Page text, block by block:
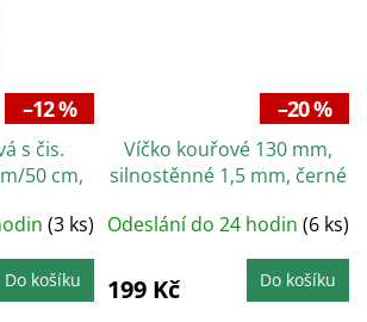
–12 %
s čis.
50 cm,
(3 ks)
Do košíku
–20 %
Víčko kouřové 130 mm,
silnostěnné 1,5 mm, černé
Odeslání do 24 hodin (6 ks)
199 Kč Do košíku